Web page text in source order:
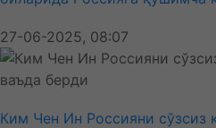
27-06-2025, 08:07
Ким Чен Ин Россияни сўзсиз